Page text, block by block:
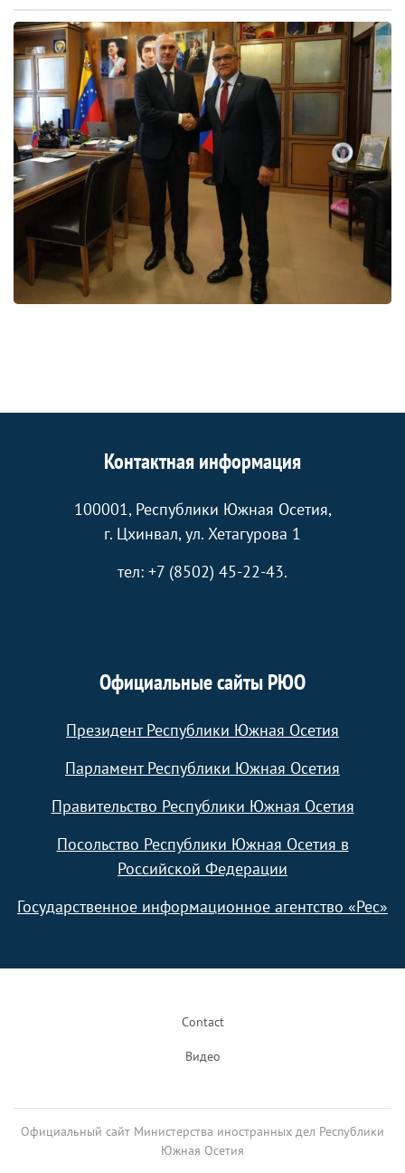
Контактная информация
100001, Республики Южная Осетия,
г. Цхинвал, ул. Хетагурова 1
тел: +7 (8502) 45-22-43.
Официальные сайты РЮО
Президент Республики Южная Осетия
Парламент Республики Южная Осетия
Правительство Республики Южная Осетия
Посольство Республики Южная Осетия в
Российской Федерации
Государственное информационное агентство «Рес»
Contact
Видео
Официальный сайт Министерства иностранных дел Республики
Южная Осетия